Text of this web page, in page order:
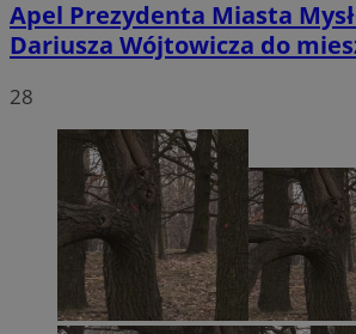
Apel Prezydenta Miasta
Dariusza Wójtowicza do
28